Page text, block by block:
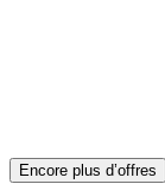
Encore plus d’offres